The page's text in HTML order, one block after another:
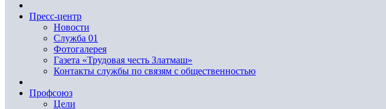
Пресс-центр
Новости
Служба 01
Фотогалерея
Газета «Трудовая честь Златмаш»
Контакты службы по связям с общественностью
Профсоюз
Цели